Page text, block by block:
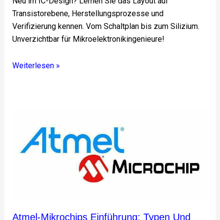
Transistorebene, Herstellungsprozesse und
Verifizierung kennen. Vom Schaltplan bis zum Silizium.
Unverzichtbar für Mikroelektronikingenieure!
Weiterlesen »
Atmel-Mikrochips Einführung: Typen Und
Mikrochips
Einführung:
Typen
Verwendungszwecke